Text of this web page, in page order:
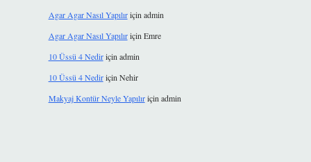
Agar Agar Nasıl Yapılıriçin admin
Agar Agar Nasıl Yapılıriçin Emre
10 Üssü 4 Nediriçin admin
10 Üssü 4 Nediriçin Nehir
Makyaj Kontür Neyle Yapılıriçin admin